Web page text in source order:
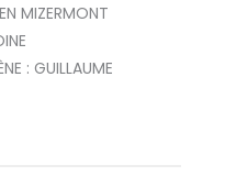
MIZERMONT
: GUILLAUME